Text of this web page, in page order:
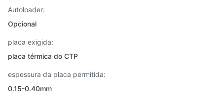
Autoloader:
Opcional
placa exigida:
placa térmica do CTP
espessura da placa permitida:
0.15-0.40mm